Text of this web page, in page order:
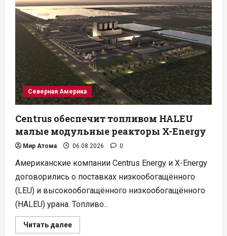
АЭС
повышают
уровень
воды
в
бассейнах
выдержки
топлива
Северная Америка
Centrus обеспечит топливом HALEU
малые модульные реакторы X-Energy
Мир Атома 06.08.2026 0
Американские компании Centrus Energy и X-Energy
договорились о поставках низкообогащённого
(LEU) и высокообогащённого низкообогащённого
(HALEU) урана. Топливо...
Читать далееПрочитать
больше